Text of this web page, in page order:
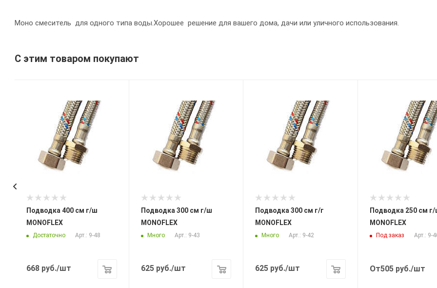
Моно смеситель для одного типа воды.Хорошее решение для вашего дома, дачи или уличного использования.
С этим товаром покупают
Подводка 400 см г/ш
MONOFLEX
Достаточно Арт.: 9-48
668 руб./шт
Подводка 300 см г/ш
MONOFLEX
Много Арт.: 9-43
625руб./шт
Подводка 300 см г/г
MONOFLEX
Много Арт.: 9-42
625 руб./шт
Подводка 250 см г/ш
MONOFLEX
Под заказ Арт.: 9-
От505руб./шт